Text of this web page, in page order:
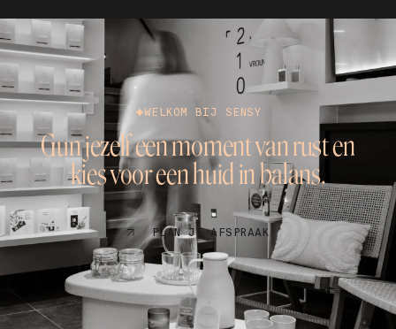
WELKOM BIJ SENSY
Gun jezelf een moment van rust en
kies voor een huid in balans.
PLAN JE AFSPRAAK